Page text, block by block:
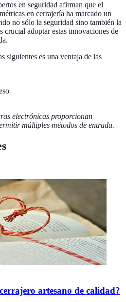
en seguridad afirman que el
en cerrajería ha marcado un
no sólo la seguridad sino también la
crucial adoptar estas innovaciones de
siguientes es una ventaja de las
electrónicas proporcionan
múltiples métodos de entrada.
artesano de calidad?